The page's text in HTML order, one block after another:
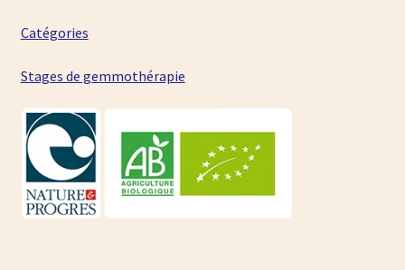
Catégories
Stages de gemmothérapie